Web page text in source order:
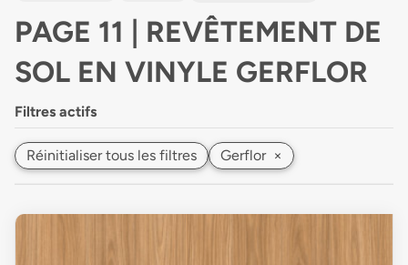
PAGE 11 | REVÊTEMENT DE
SOL EN VINYLE GERFLOR
Filtres actifs
Réinitialiser tous les filtres Gerflor ×